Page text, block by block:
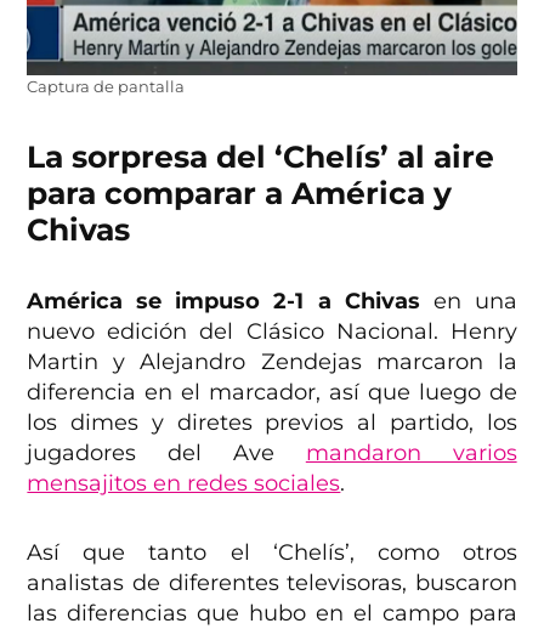
Captura de pantalla
La sorpresa del ‘Chelís’ al aire
para comparar a América y
Chivas
América se impuso 2-1 a Chivas en una
nuevo edición del Clásico Nacional. Henry
Martin y Alejandro Zendejas marcaron la
diferencia en el marcador, así que luego de
los dimes y diretes previos al partido, los
jugadores del Ave mandaron varios
mensajitos en redes sociales.
Así que tanto el ‘Chelís’, como otros
analistas de diferentes televisoras, buscaron
las diferencias que hubo en el campo para